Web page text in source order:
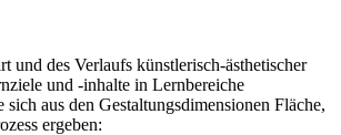
und des Verlaufs künstlerisch-ästhetischer
und -inhalte in Lernbereiche
sich aus den Gestaltungsdimensionen Fläche,
ergeben: